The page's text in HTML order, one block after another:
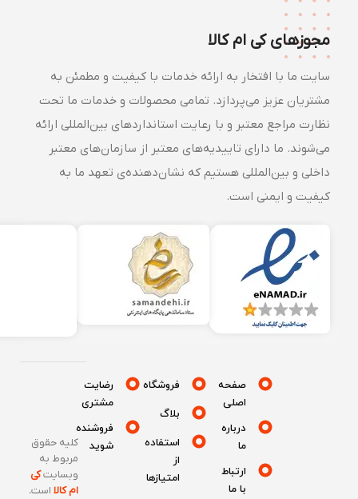
مجوزهای کی ام کالا
سایت ما با افتخار به ارائه خدمات با کیفیت و مطمئن به
مشتریان عزیز می‌پردازد. تمامی محصولات و خدمات ما تحت
نظارت مراجع معتبر و با رعایت استانداردهای بین‌المللی ارائه
می‌شوند. ما دارای تاییدیه‌های معتبر از سازمان‌های معتبر
داخلی و بین‌المللی هستیم که نشان‌دهنده‌ی تعهد ما به
کیفیت و ایمنی است.
صفحه
درباره
ارتباط
فروشگاه
بلاگ
استفاده
امتیازها
رضایت
مشتری
فروشنده
شوید
کلیه حقوق
مربوط به
وبسایتکی
ام کالااست.